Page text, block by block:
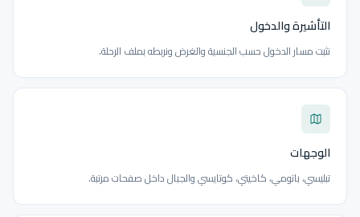
التأشيرة والدخول
نثبت مسار الدخول حسب الجنسية والغرض ونربطه بملف الرحلة.
الوجهات
تبليسي، باتومي، كاخيتي، كوتايسي والجبال داخل صفحات مرتبة.